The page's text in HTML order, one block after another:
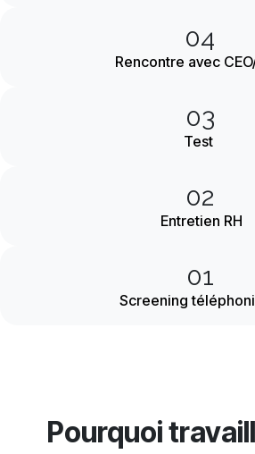
04
Rencontre avec
03
Test
02
Entretien RH
01
Screening
Pourquoi